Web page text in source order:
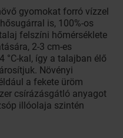
gyomokat forró vízzel
is, 100%-os
felszíni hőmérséklete
2-3 cm-es
°C-kal, így a talajban élő
Növényi
a fekete üröm
csírázásgátló anyagot
illóolaja szintén